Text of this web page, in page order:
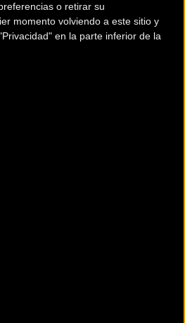
o retirar su
momento volviendo a este sitio y
en la parte inferior de la